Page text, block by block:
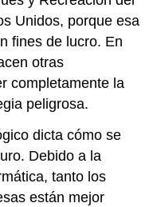
Unidos, porque esa
fines de lucro. En
otras
completamente la
peligrosa.
dicta cómo se
Debido a la
tanto los
están mejor